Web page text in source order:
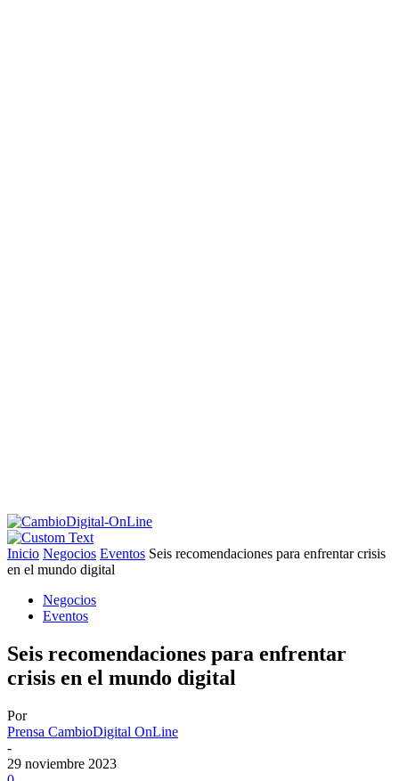
Inicio Negocios Eventos Seis recomendaciones para enfrentar crisis
en el mundo digital
Negocios
Eventos
Seis recomendaciones para enfrentar
crisis en el mundo digital
Por
Prensa CambioDigital OnLine
-
29 noviembre 2023